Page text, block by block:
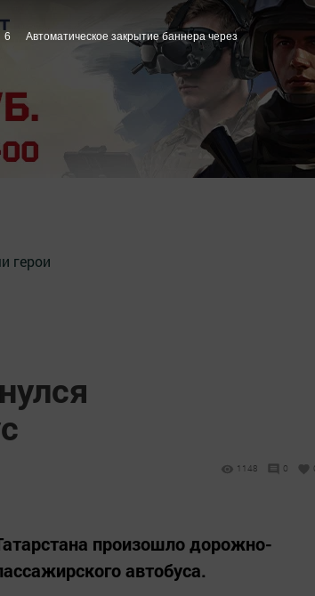
герои
1148 0
произошло дорожно-
автобуса.
5 Автоматическое закрытие баннера через